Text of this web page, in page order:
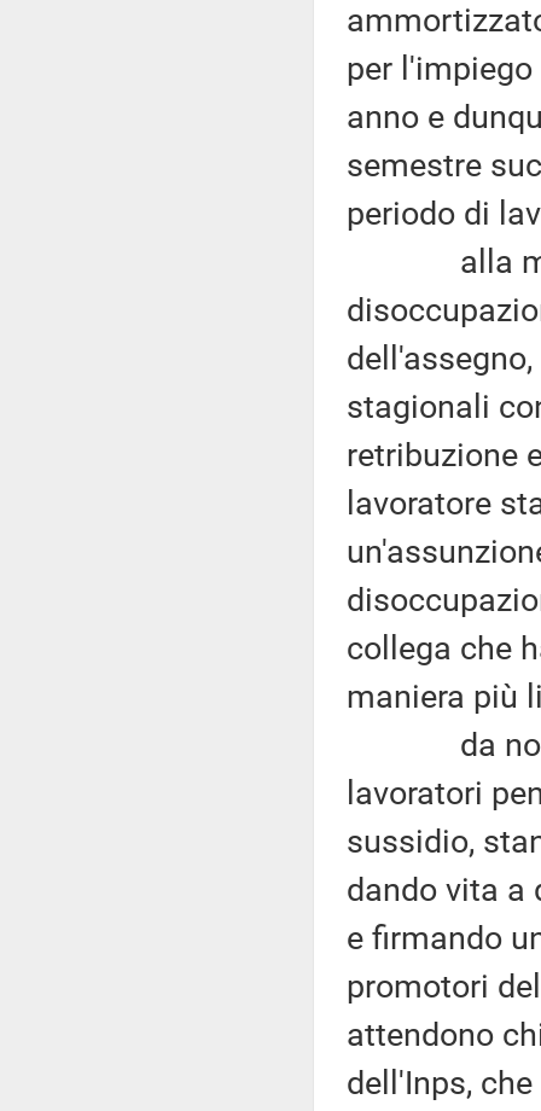
per l'impiego
anno e
semestre
periodo di
alla
stagionali
retribuzione
lavoratore
collega che
maniera più
da notizie
lavoratori
sussidio,
dando vita
e firmando
promotori
attendono
dell'Inps,